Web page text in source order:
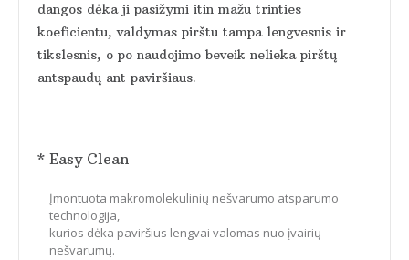
dangos dėka ji pasižymi itin mažu trinties
koeficientu, valdymas pirštu tampa lengvesnis ir
tikslesnis, o po naudojimo beveik nelieka pirštų
antspaudų ant paviršiaus.
* Easy Clean
Įmontuota makromolekulinių nešvarumo atsparumo
technologija,
kurios dėka paviršius lengvai valomas nuo įvairių
nešvarumų.